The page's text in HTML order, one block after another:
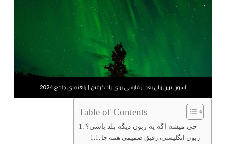
Table of Contents
چی میشه اگه یه زبون دیگه بلد باشی؟
زبون انگلیسی، رفیق صمیمی همه جا